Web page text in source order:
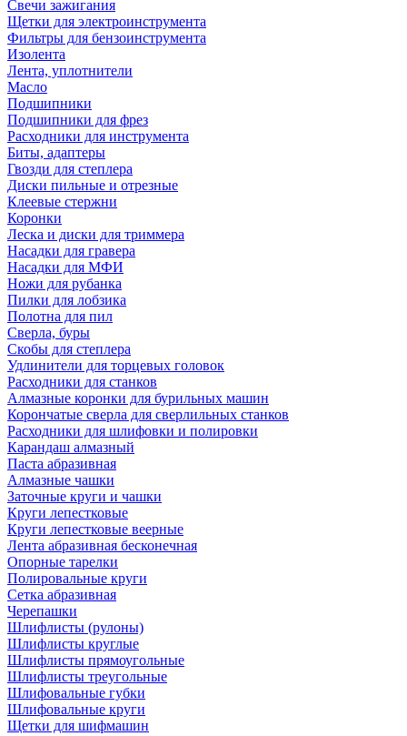
Свечи зажигания
Щетки для электроинструмента
Фильтры для бензоинструмента
Изолента
Лента, уплотнители
Масло
Подшипники
Подшипники для фрез
Расходники для инструмента
Биты, адаптеры
Гвозди для степлера
Диски пильные и отрезные
Клеевые стержни
Коронки
Леска и диски для триммера
Насадки для гравера
Насадки для МФИ
Ножи для рубанка
Пилки для лобзика
Полотна для пил
Сверла, буры
Скобы для степлера
Удлинители для торцевых головок
Расходники для станков
Алмазные коронки для бурильных машин
Корончатые сверла для сверлильных станков
Расходники для шлифовки и полировки
Карандаш алмазный
Паста абразивная
Алмазные чашки
Заточные круги и чашки
Круги лепестковые
Круги лепестковые веерные
Лента абразивная бесконечная
Опорные тарелки
Полировальные круги
Сетка абразивная
Черепашки
Шлифлисты (рулоны)
Шлифлисты круглые
Шлифлисты прямоугольные
Шлифлисты треугольные
Шлифовальные губки
Шлифовальные круги
Щетки для шифмашин